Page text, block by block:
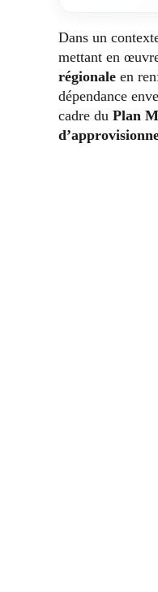
Dans un
mettant en
régionale en
dépendance
cadre du Plan